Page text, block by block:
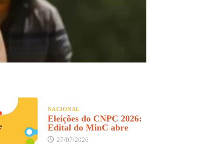
NACIONAL
Eleições do CNPC 2026:
Edital do MinC abre
27/07/2026